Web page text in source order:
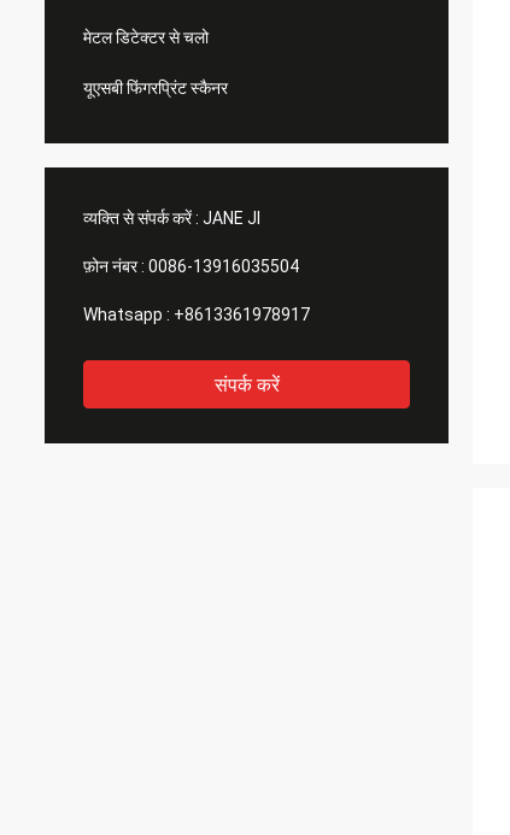
मेटल डिटेक्टर से चलो
यूएसबी फिंगरप्रिंट स्कैनर
व्यक्ति से संपर्क करें : JANE JI
फ़ोन नंबर : 0086-13916035504
Whatsapp : +8613361978917
संपर्क करें